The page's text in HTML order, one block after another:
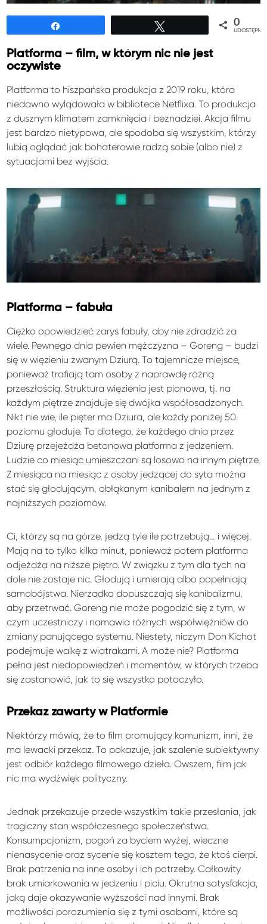
0
Platforma – film, w którym nic nie jest
oczywiste
Platforma to hiszpańska produkcja z 2019 roku, która
niedawno wylądowała w bibliotece Netflixa. To produkcja
z dusznym klimatem zamknięcia i beznadziei. Akcja filmu
jest bardzo nietypowa, ale spodoba się wszystkim, którzy
lubią oglądać jak bohaterowie radzą sobie (albo nie) z
sytuacjami bez wyjścia.
Platforma – fabuła
Ciężko opowiedzieć zarys fabuły, aby nie zdradzić za
wiele. Pewnego dnia pewien mężczyzna – Goreng – budzi
się w więzieniu zwanym Dziurą. To tajemnicze miejsce,
ponieważ trafiają tam osoby z naprawdę różną
przeszłością. Struktura więzienia jest pionowa, tj. na
każdym piętrze znajduje się dwójka współosadzonych.
Nikt nie wie, ile pięter ma Dziura, ale każdy poniżej 50.
poziomu głoduje. To dlatego, że każdego dnia przez
Dziurę przejeżdża betonowa platforma z jedzeniem.
Ludzie co miesiąc umieszczani są losowo na innym piętrze.
Z miesiąca na miesiąc z osoby jedzącej do syta można
stać się głodującym, obłąkanym kanibalem na jednym z
najniższych poziomów.
Ci, którzy są na górze, jedzą tyle ile potrzebują… i więcej.
Mają na to tylko kilka minut, ponieważ potem platforma
odjeżdża na niższe piętro. W związku z tym dla tych na
dole nie zostaje nic. Głodują i umierają albo popełniają
samobójstwa. Nierzadko dopuszczają się kanibalizmu,
aby przetrwać. Goreng nie może pogodzić się z tym, w
czym uczestniczy i namawia różnych współwięźniów do
zmiany panującego systemu. Niestety, niczym Don Kichot
podejmuje walkę z wiatrakami. A może nie? Platforma
pełna jest niedopowiedzeń i momentów, w których trzeba
się zastanowić, jak to się wszystko potoczyło.
Przekaz zawarty w Platformie
Niektórzy mówią, że to film promujący komunizm, inni, że
ma lewacki przekaz. To pokazuje, jak szalenie subiektywny
jest odbiór każdego filmowego dzieła. Owszem, film jak
nic ma wydźwięk polityczny.
Jednak przekazuje przede wszystkim takie przesłania, jak
tragiczny stan współczesnego społeczeństwa.
Konsumpcjonizm, pogoń za byciem wyżej, wieczne
nienasycenie oraz sycenie się kosztem tego, że ktoś cierpi.
Brak patrzenia na inne osoby i ich potrzeby. Całkowity
brak umiarkowania w jedzeniu i piciu. Okrutna satysfakcja,
jaką daje okazywanie wyższości nad innymi. Brak
możliwości porozumienia się z tymi osobami, które są